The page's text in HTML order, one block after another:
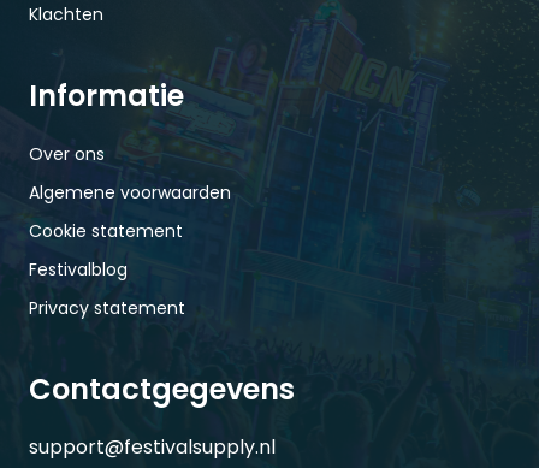
Klachten
Informatie
Over ons
Algemene voorwaarden
Cookie statement
Festivalblog
Privacy statement
Contactgegevens
support@festivalsupply.nl